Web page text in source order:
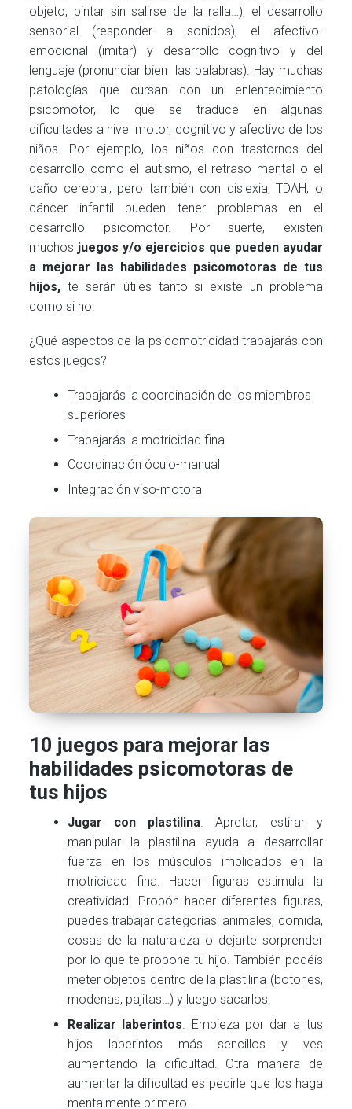
objeto, pintar sin salirse de la ralla…), el desarrollo
sensorial (responder a sonidos), el afectivo-
emocional (imitar) y desarrollo cognitivo y del
lenguaje (pronunciar bien las palabras). Hay muchas
patologías que cursan con un enlentecimiento
psicomotor, lo que se traduce en algunas
dificultades a nivel motor, cognitivo y afectivo de los
niños. Por ejemplo, los niños con trastornos del
desarrollo como el autismo, el retraso mental o el
daño cerebral, pero también con dislexia, TDAH, o
cáncer infantil pueden tener problemas en el
desarrollo psicomotor. Por suerte, existen
muchos juegos y/o ejercicios que pueden ayudar
a mejorar las habilidades psicomotoras de tus
hijos,te serán útiles tanto si existe un problema
como si no.
¿Qué aspectos de la psicomotricidad trabajarás con
estos juegos?
Trabajarás la coordinación de los miembros
superiores
Trabajarás la motricidad fina
Coordinación óculo-manual
Integración viso-motora
10 juegos para mejorar las
habilidades psicomotoras de
tus hijos
Jugar con plastilina. Apretar, estirar y
manipular la plastilina ayuda a desarrollar
fuerza en los músculos implicados en la
motricidad fina. Hacer figuras estimula la
creatividad. Propón hacer diferentes figuras,
puedes trabajar categorías: animales, comida,
cosas de la naturaleza o dejarte sorprender
por lo que te propone tu hijo. También podéis
meter objetos dentro de la plastilina (botones,
modenas, pajitas…) y luego sacarlos.
Realizar laberintos. Empieza por dar a tus
hijos laberintos más sencillos y ves
aumentando la dificultad. Otra manera de
aumentar la dificultad es pedirle que los haga
mentalmente primero.